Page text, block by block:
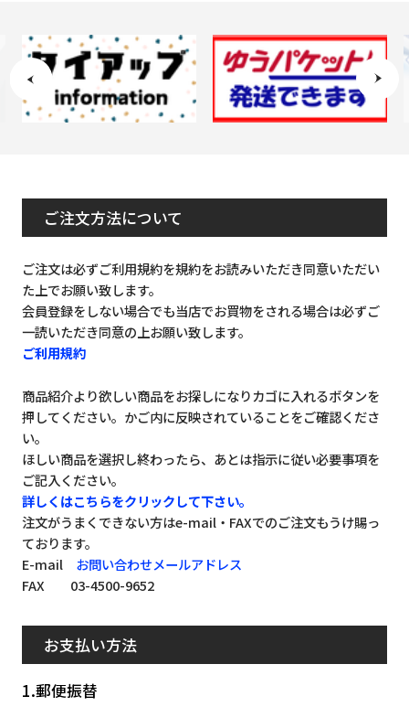
ご注文方法について
ご注文は必ずご利用規約を規約をお読みいただき同意いただい
た上でお願い致します。
会員登録をしない場合でも当店でお買物をされる場合は必ずご
一読いただき同意の上お願い致します。
ご利用規約
商品紹介より欲しい商品をお探しになりカゴに入れるボタンを
押してください。かご内に反映されていることをご確認くださ
い。
ほしい商品を選択し終わったら、あとは指示に従い必要事項を
ご記入ください。
詳しくはこちらをクリックして下さい。
注文がうまくできない方はe-mail・FAXでのご注文もうけ賜っ
ております。
E-mail お問い合わせメールアドレス
FAX 03-4500-9652
お支払い方法
1.郵便振替